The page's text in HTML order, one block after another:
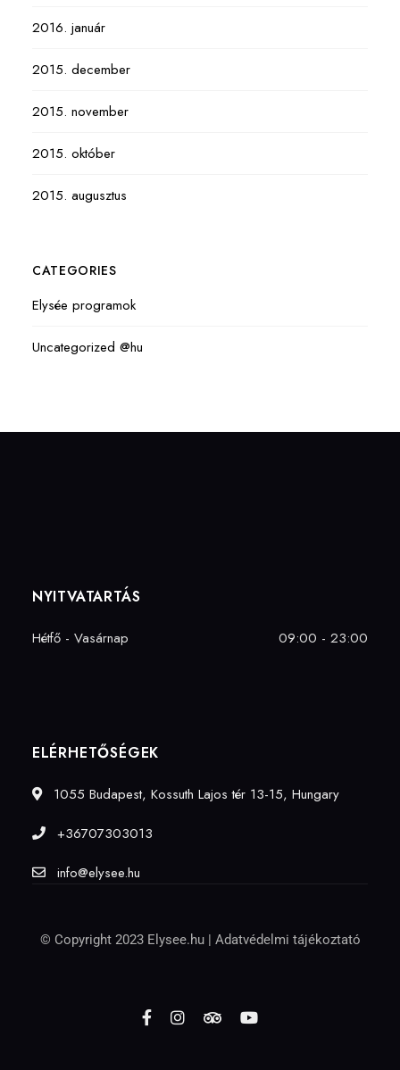
2016. január
2015. december
2015. november
2015. október
2015. augusztus
CATEGORIES
Elysée programok
Uncategorized @hu
NYITVATARTÁS
Hétfő - Vasárnap 09:00 - 23:00
ELÉRHETŐSÉGEK
1055 Budapest, Kossuth Lajos tér 13-15, Hungary
+36707303013
info@elysee.hu
© Copyright 2023 Elysee.hu | Adatvédelmi tájékoztató